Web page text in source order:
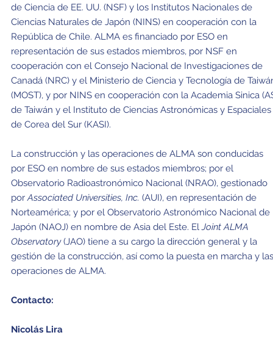
de Ciencia de EE. UU. (NSF) y los Institutos Nacionales de
Ciencias Naturales de Japón (NINS) en cooperación con la
República de Chile. ALMA es financiado por ESO en
representación de sus estados miembros, por NSF en
cooperación con el Consejo Nacional de Investigaciones de
Canadá (NRC) y el Ministerio de Ciencia y Tecnología de
(MOST), y por NINS en cooperación con la Academia Sinica
de Taiwán y el Instituto de Ciencias Astronómicas y Espaciales
de Corea del Sur (KASI).
La construcción y las operaciones de ALMA son conducidas
por ESO en nombre de sus estados miembros; por el
Observatorio Radioastronómico Nacional (NRAO), gestionado
porAssociated Universities, Inc. (AUI), en representación de
Norteamérica; y por el Observatorio Astronómico Nacional de
Japón (NAOJ) en nombre de Asia del Este. ElJoint ALMA
Observatory(JAO) tiene a su cargo la dirección general y la
gestión de la construcción, así como la puesta en marcha y las
operaciones de ALMA.
Contacto:
Nicolás Lira